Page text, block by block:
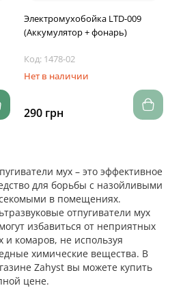
Электромухобойка LTD-009
(Аккумулятор + фонарь)
Код: 1478-02
Нет в наличии
290 грн
мух – это эффективное
для борьбы с назойливыми
в помещениях.
отпугиватели мух
избавиться от неприятных
и комаров, не используя
химические вещества. В
Zahyst вы можете купить
цене.